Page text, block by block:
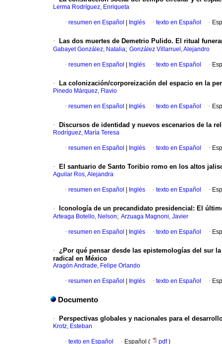
Lerma Rodríguez, Enriqueta
· resumen en Español Inglés · texto en Español ·
· Las dos muertes de Demetrio Pulido. El ritual
Gabayet González, Natalia; González Villarruel, Alejandro
· resumen en Español Inglés · texto en Español ·
· La colonización/corporeización del espacio en la
Pinedo Márquez, Flavio
· resumen en Español Inglés · texto en Español ·
· Discursos de identidad y nuevos escenarios de la
Rodríguez, María Teresa
· resumen en Español Inglés · texto en Español ·
· El santuario de Santo Toribio romo en los altos
Aguilar Ros, Alejandra
· resumen en Español Inglés · texto en Español ·
· Iconología de un precandidato presidencial: El
Arteaga Botello, Nelson; Arzuaga Magnoni, Javier
· resumen en Español Inglés · texto en Español ·
· ¿Por qué pensar desde las epistemologías del sur
radical en México
Aragón Andrade, Felipe Orlando
· resumen en Español Inglés · texto en Español ·
Documento
· Perspectivas globales y nacionales para el
Krotz, Esteban
· texto en Español · Español ( pdf)